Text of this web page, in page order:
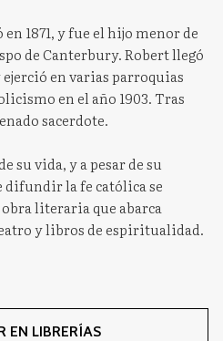
1871, y fue el hijo menor de
de Canterbury. Robert llegó
en varias parroquias
en el año 1903. Tras
sacerdote.
su vida, y a pesar de su
difundir la fe católica se
literaria que abarca
y libros de espiritualidad.
EN LIBRERÍAS